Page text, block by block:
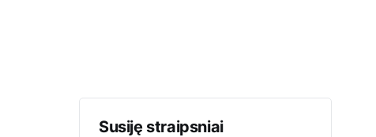
Susiję straipsniai